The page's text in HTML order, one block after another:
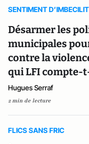
SENTIMENT
Désarmer les
municipales
contre la
qui LFI compte-
Hugues Serraf
2 min de lecture
FLICS SANS FRIC